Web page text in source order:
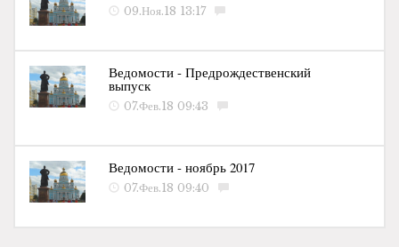
09.Ноя.18 13:17
Ведомости - Предрождественский
выпуск
07.Фев.18 09:43
Ведомости - ноябрь 2017
07.Фев.18 09:40